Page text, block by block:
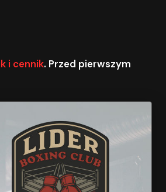
i cennik. Przed pierwszym